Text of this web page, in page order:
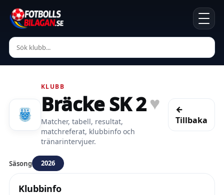
KLUBB
Bräcke SK 2 ♥
Matcher, tabell, resultat,
matchreferat, klubbinfo och
tränarintervjuer.
←
Tillbaka
Säsong 2026
Klubbinfo